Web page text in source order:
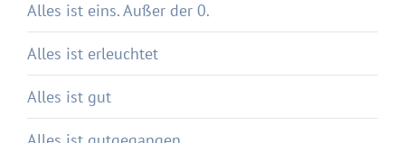
Alles ist eins. Außer der 0.
Alles ist erleuchtet
Alles ist gut